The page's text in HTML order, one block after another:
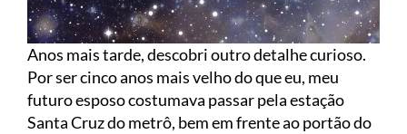
Anos mais tarde, descobri outro detalhe curioso.
Por ser cinco anos mais velho do que eu, meu
futuro esposo costumava passar pela estação
Santa Cruz do metrô, bem em frente ao portão do